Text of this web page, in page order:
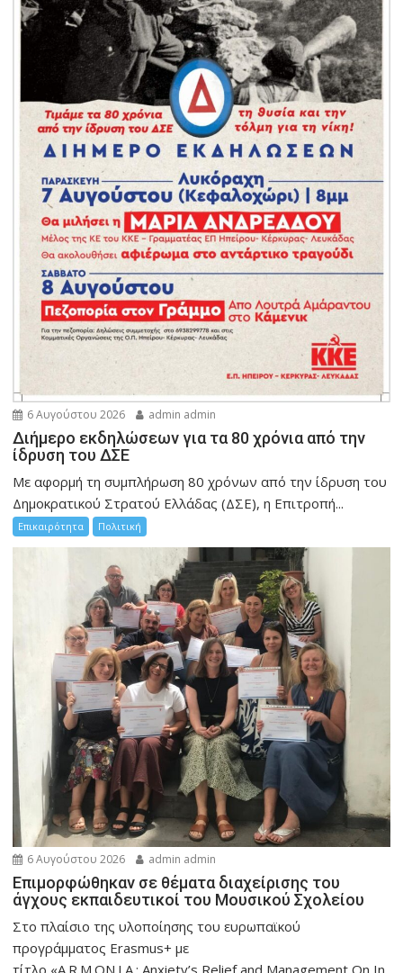
6 Αυγούστου 2026 admin admin
Διήμερο εκδηλώσεων για τα 80 χρόνια από την
ίδρυση του ΔΣΕ
Με αφορμή τη συμπλήρωση 80 χρόνων από την ίδρυση του
Δημοκρατικού Στρατού Ελλάδας (ΔΣΕ), η Επιτροπή...
Επικαιρότητα Πολιτική
6 Αυγούστου 2026 admin admin
Eπιμορφώθηκαν σε θέματα διαχείρισης του
άγχους εκπαιδευτικοί του Μουσικού Σχολείου
Στο πλαίσιο της υλοποίησης του ευρωπαϊκού
προγράμματος Erasmus+ με
τίτλο «A.R.M.ON.I.A.: Anxiety’s Relief and Management On In